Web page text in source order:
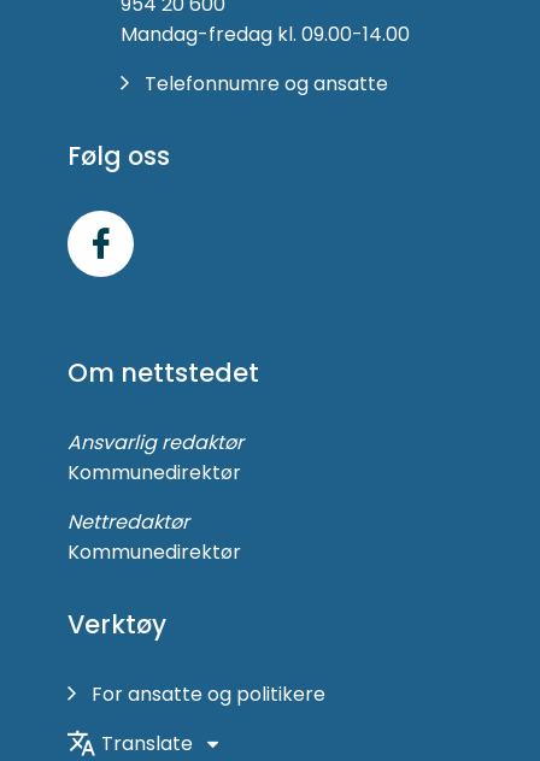
Mandag-fredag kl. 09.00-14.00
Telefonnumre og ansatte
Følg oss
Facebook
Om nettstedet
Ansvarlig redaktør
Kommunedirektør
Nettredaktør
Kommunedirektør
Verktøy
For ansatte og politikere
Translate